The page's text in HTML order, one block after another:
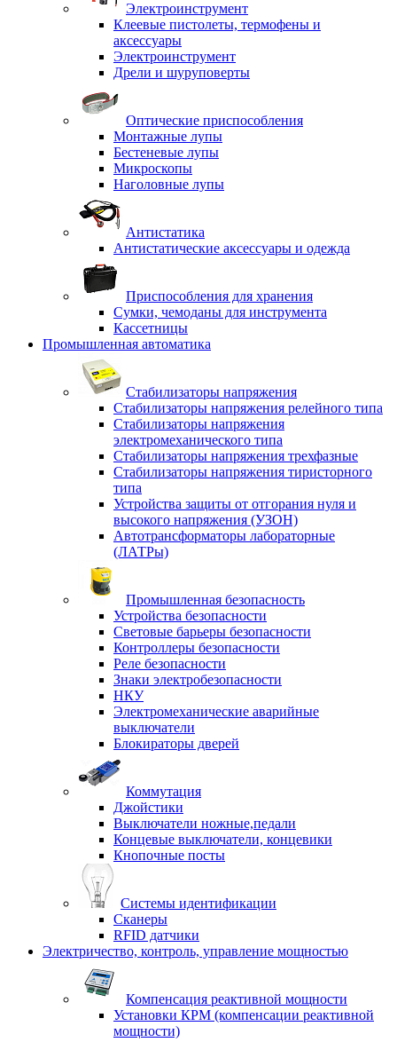
Электроинструмент
Клеевые пистолеты, термофены и
аксессуары
Электроинструмент
Дрели и шуруповерты
Оптические приспособления
Монтажные лупы
Бестеневые лупы
Микроскопы
Наголовные лупы
Антистатика
Антистатические аксессуары и одежда
Приспособления для хранения
Сумки, чемоданы для инструмента
Кассетницы
Промышленная автоматика
Стабилизаторы напряжения
Стабилизаторы напряжения релейного типа
Стабилизаторы напряжения
электромеханического типа
Стабилизаторы напряжения трехфазные
Стабилизаторы напряжения тиристорного
типа
Устройства защиты от отгорания нуля и
высокого напряжения (УЗОН)
Автотрансформаторы лабораторные
(ЛАТРы)
Промышленная безопасность
Устройства безопасности
Световые барьеры безопасности
Контроллеры безопасности
Реле безопасности
Знаки электробезопасности
НКУ
Электромеханические аварийные
выключатели
Блокираторы дверей
Коммутация
Джойстики
Выключатели ножные,педали
Концевые выключатели, концевики
Кнопочные посты
Системы идентификации
Сканеры
RFID датчики
Электричество, контроль, управление мощностью
Компенсация реактивной мощности
Установки КРМ (компенсации реактивной
мощности)